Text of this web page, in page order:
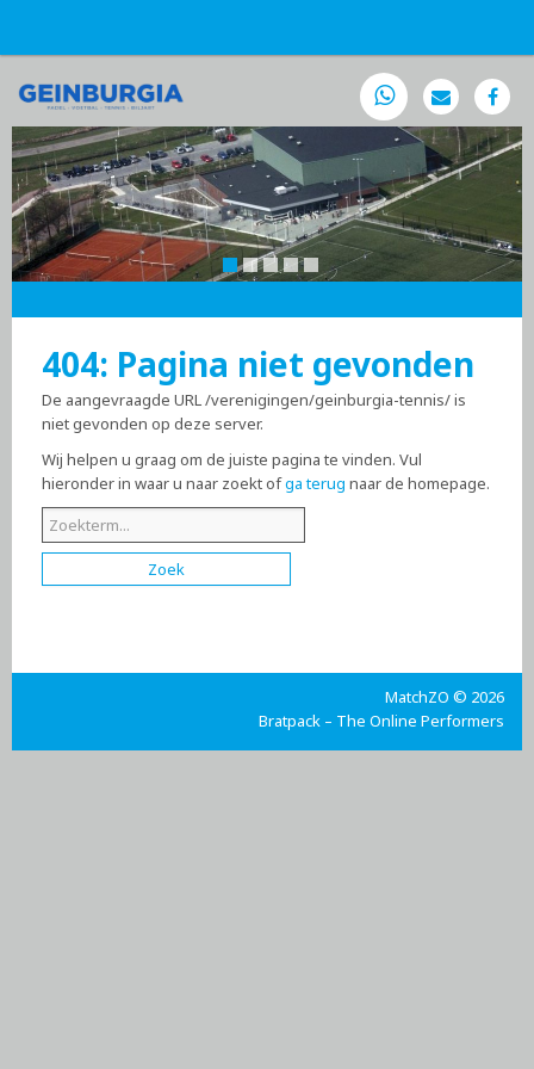
404: Pagina niet gevonden
De aangevraagde URL /verenigingen/geinburgia-tennis/ is
niet gevonden op deze server.
Wij helpen u graag om de juiste pagina te vinden. Vul
hieronder in waar u naar zoekt ofga terug naar de homepage.
MatchZO © 2026
Bratpack – The Online Performers